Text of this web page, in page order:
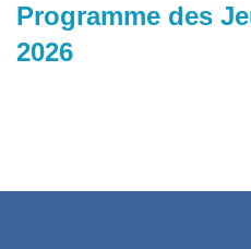
Programme des
2026